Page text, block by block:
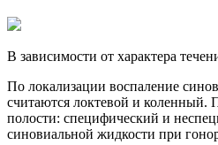
В зависимости от характера
По локализации воспаление
считаются локтевой и коленный.
полости: специфический и
синовиальной жидкости при